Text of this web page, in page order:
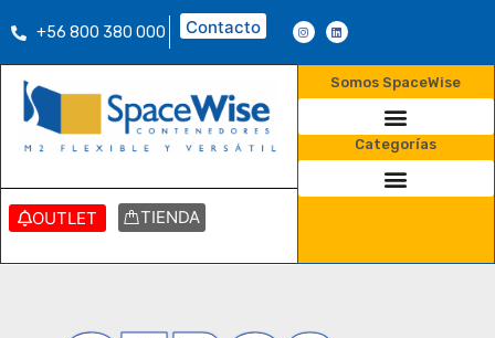
+56 800 380 000 Contacto
OUTLET TIENDA
Somos SpaceWise
Categorías